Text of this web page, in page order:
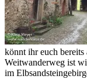
könnt ihr euch
Weitwanderweg ist
im